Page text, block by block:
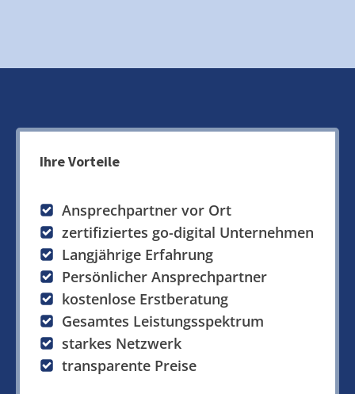
Ihre Vorteile
Ansprechpartner vor Ort
zertifiziertes go-digital Unternehmen
Langjährige Erfahrung
Persönlicher Ansprechpartner
kostenlose Erstberatung
Gesamtes Leistungsspektrum
starkes Netzwerk
transparente Preise